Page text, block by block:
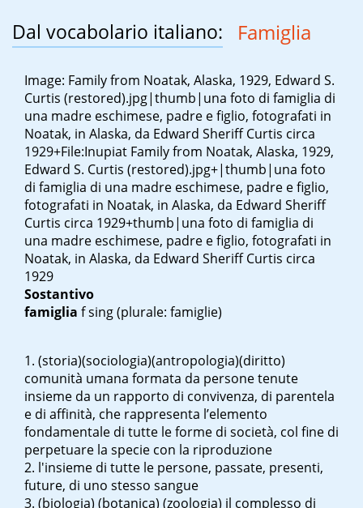
Dal vocabolario italiano: Famiglia
Image: Family from Noatak, Alaska, 1929, Edward S.
Curtis (restored).jpg|thumb|una foto di famiglia di
una madre eschimese, padre e figlio, fotografati in
Noatak, in Alaska, da Edward Sheriff Curtis circa
1929+File:Inupiat Family from Noatak, Alaska, 1929,
Edward S. Curtis (restored).jpg+|thumb|una foto
di famiglia di una madre eschimese, padre e figlio,
fotografati in Noatak, in Alaska, da Edward Sheriff
Curtis circa 1929+thumb|una foto di famiglia di
una madre eschimese, padre e figlio, fotografati in
Noatak, in Alaska, da Edward Sheriff Curtis circa
1929
Sostantivo
famiglia f sing(plurale: famiglie)
(storia)(sociologia)(antropologia)(diritto)
comunità umana formata da persone tenute
insieme da un rapporto di convivenza, di parentela
e di affinità, che rappresenta l’elemento
fondamentale di tutte le forme di società, col fine di
perpetuare la specie con la riproduzione
l'insieme di tutte le persone, passate, presenti,
future, di uno stesso sangue
(biologia) (botanica) (zoologia) il complesso di